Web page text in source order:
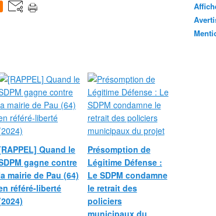
Quand le
gagne contre
mairie de Pau (64)
référé-liberté
Présomption de
Légitime Défense :
Le SDPM condamne
le retrait des
policiers
municipaux du